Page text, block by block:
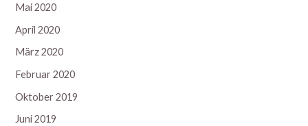
Mai 2020
April 2020
März 2020
Februar 2020
Oktober 2019
Juni 2019